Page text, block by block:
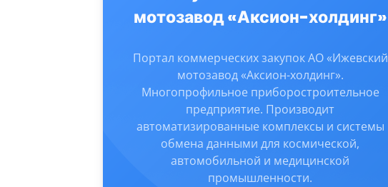
мотозавод «Аксион-холдинг»
Портал коммерческих закупок АО «Ижевский
мотозавод «Аксион-холдинг».
Многопрофильное приборостроительное
предприятие. Производит
автоматизированные комплексы и системы
обмена данными для космической,
автомобильной и медицинской
промышленности.